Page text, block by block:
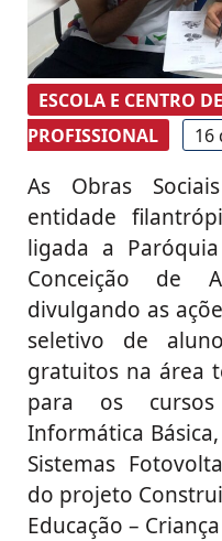
ESCOLA E CENTRO
PROFISSIONAL
16
As Obras
entidade
ligada a
Conceição de
divulgando as
seletivo de
gratuitos na área
para os
Informática
Sistemas
do projeto
Educação –